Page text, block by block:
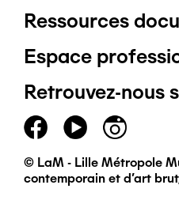
Pied
de
page
principal
Ressources
Espace
Retrouvez-nous
© LaM - Lille Métropole
contemporain et d'art